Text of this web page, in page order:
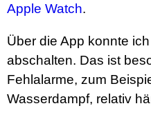
Apple Watch.
Über die App konnte
abschalten. Das ist
Fehlalarme, zum
Wasserdampf, relativ